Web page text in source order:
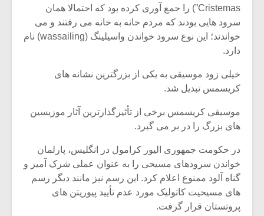
Cristemas”) را جمع آوری کرده بود که احتمالا همان
سرود هایی بودند که مردم خانه به خانه می رفتند و می
خواندند؛ این نوع سرود خواندن واسیلینگ (wassailing) نام
دارد.
خیلی زود موسیقی به یکی از بزرگترین نشانه های
کریسمس تبدیل شد.
موسیقی کریسمس برخی از تأثیرگذارترین آثار موزیسین
های بزرگ را در بر می گیرد.
در حکومت جمهوری الیور کرامول در انگلیس، پارلمان
خواندن سرودهای مسیحی را به عنوان عملی شرک آمیز و
گناه آلود ممنوع اعلام کرد. این رسم نیز مانند دیگر رسم
های مسیحیت کاتولیک مورد عدم تأیید پیوریتن های
پروتستان قرار گرفت.
یادداشتی بر موسیقی
شیش و نیم»
اگر نمی توانی
مشهورترین باشی،
بدنام ترین باش
سکانسی